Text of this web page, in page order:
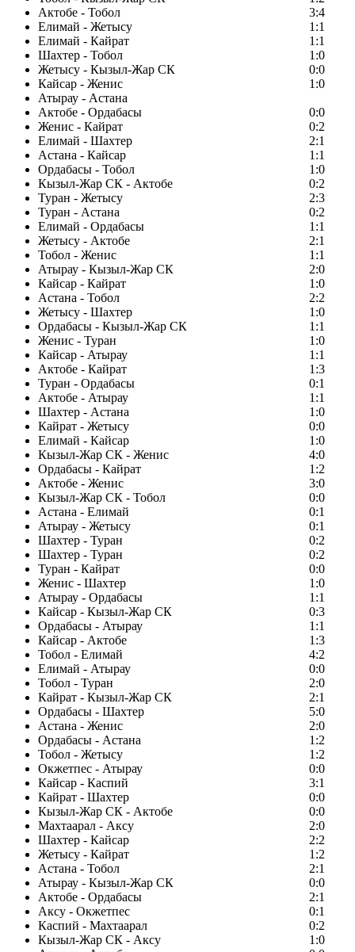
Актобе - Тобол
3:4
Елимай - Жетысу
1:1
Елимай - Кайрат
1:1
Шахтер - Тобол
1:0
Жетысу - Кызыл-Жар СК
0:0
Кайсар - Женис
1:0
Атырау - Астана
Актобе - Ордабасы
0:0
Женис - Кайрат
0:2
Елимай - Шахтер
2:1
Астана - Кайсар
1:1
Ордабасы - Тобол
1:0
Кызыл-Жар СК - Актобе
0:2
Туран - Жетысу
2:3
Туран - Астана
0:2
Елимай - Ордабасы
1:1
Жетысу - Актобе
2:1
Тобол - Женис
1:1
Атырау - Кызыл-Жар СК
2:0
Кайсар - Кайрат
1:0
Астана - Тобол
2:2
Жетысу - Шахтер
1:0
Ордабасы - Кызыл-Жар СК
1:1
Женис - Туран
1:0
Кайсар - Атырау
1:1
Актобе - Кайрат
1:3
Туран - Ордабасы
0:1
Актобе - Атырау
1:1
Шахтер - Астана
1:0
Кайрат - Жетысу
0:0
Елимай - Кайсар
1:0
Кызыл-Жар СК - Женис
4:0
Ордабасы - Кайрат
1:2
Актобе - Женис
3:0
Кызыл-Жар СК - Тобол
0:0
Астана - Елимай
0:1
Атырау - Жетысу
0:1
Шахтер - Туран
0:2
Шахтер - Туран
0:2
Туран - Кайрат
0:0
Женис - Шахтер
1:0
Атырау - Ордабасы
1:1
Кайсар - Кызыл-Жар СК
0:3
Ордабасы - Атырау
1:1
Кайсар - Актобе
1:3
Тобол - Елимай
4:2
Елимай - Атырау
0:0
Тобол - Туран
2:0
Кайрат - Кызыл-Жар СК
2:1
Ордабасы - Шахтер
5:0
Астана - Женис
2:0
Ордабасы - Астана
1:2
Тобол - Жетысу
1:2
Окжетпес - Атырау
0:0
Кайсар - Каспий
3:1
Кайрат - Шахтер
0:0
Кызыл-Жар СК - Актобе
0:0
Махтаарал - Аксу
2:0
Шахтер - Кайсар
2:2
Жетысу - Кайрат
1:2
Астана - Тобол
2:1
Атырау - Кызыл-Жар СК
0:0
Актобе - Ордабасы
2:1
Аксу - Окжетпес
0:1
Каспий - Махтаарал
0:2
Кызыл-Жар СК - Аксу
1:0